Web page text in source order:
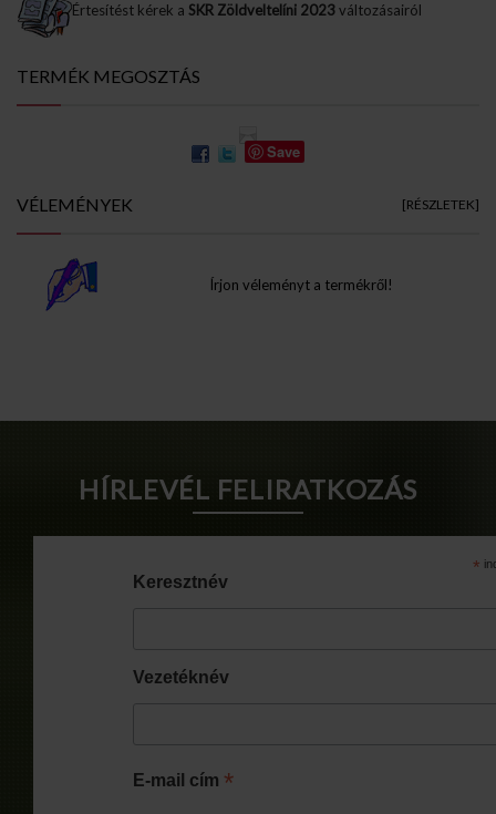
Értesítést kérek a SKR Zöldveltelíni 2023változásairól
TERMÉK MEGOSZTÁS
Save
VÉLEMÉNYEK [RÉSZLETEK]
Írjon véleményt a termékről!
HÍRLEVÉL FELIRATKOZÁS
*
Keresztnév
Vezetéknév
E-mail cím *